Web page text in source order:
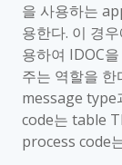
을 사용하는
용한다. 이 경
용하여 IDOC
주는 역할을
message type
code는 table
process code